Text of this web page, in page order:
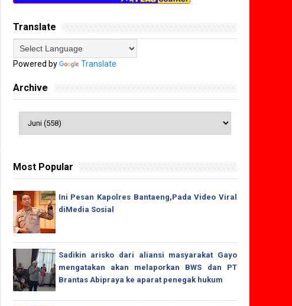
Translate
Powered by Translate
Archive
Most Popular
Ini Pesan Kapolres Bantaeng,Pada Video Viral
diMedia Sosial
Sadikin arisko dari aliansi masyarakat Gayo
mengatakan akan melaporkan BWS dan PT
Brantas Abipraya ke aparat penegak hukum